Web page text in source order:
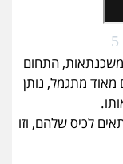
התחום
מתגמל, נותן
לכיס שלהם, וזו